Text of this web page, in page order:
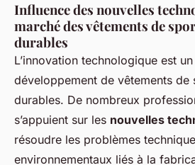
Influence des nouvelles
marché des vêtements de
durables
L’innovation technologique est
développement de vêtements de
durables. De nombreux
s’appuient sur les nouvelles
résoudre les problèmes
environnementaux liés à la